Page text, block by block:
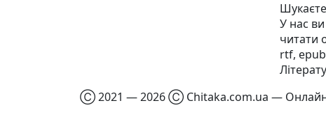
У нас
читати
rtf,
Ⓒ 2021 — 2026 Ⓒ Chitaka.com.ua — Онлайн